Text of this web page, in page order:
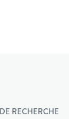
RECHERCHE